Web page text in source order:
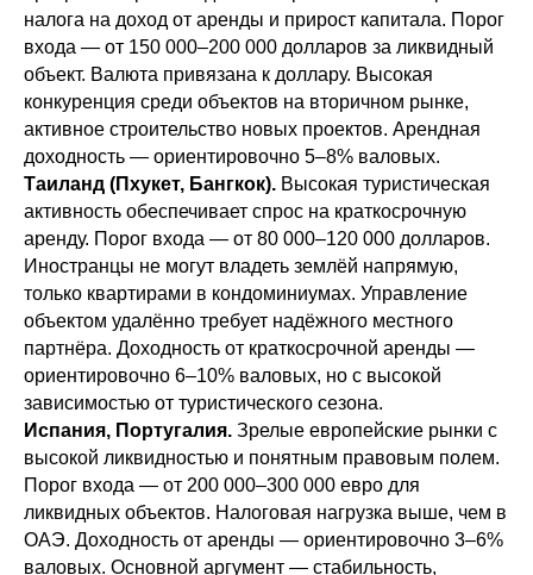
налога на доход от аренды и прирост капитала. Порог
входа — от 150 000–200 000 долларов за ликвидный
объект. Валюта привязана к доллару. Высокая
конкуренция среди объектов на вторичном рынке,
активное строительство новых проектов. Арендная
доходность — ориентировочно 5–8% валовых.
Таиланд (Пхукет, Бангкок). Высокая туристическая
активность обеспечивает спрос на краткосрочную
аренду. Порог входа — от 80 000–120 000 долларов.
Иностранцы не могут владеть землёй напрямую,
только квартирами в кондоминиумах. Управление
объектом удалённо требует надёжного местного
партнёра. Доходность от краткосрочной аренды —
ориентировочно 6–10% валовых, но с высокой
зависимостью от туристического сезона.
Испания, Португалия. Зрелые европейские рынки с
высокой ликвидностью и понятным правовым полем.
Порог входа — от 200 000–300 000 евро для
ликвидных объектов. Налоговая нагрузка выше, чем в
ОАЭ. Доходность от аренды — ориентировочно 3–6%
валовых. Основной аргумент — стабильность,